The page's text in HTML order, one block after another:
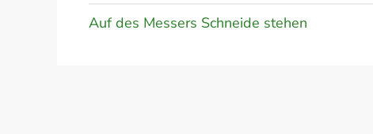
Auf des Messers Schneide stehen